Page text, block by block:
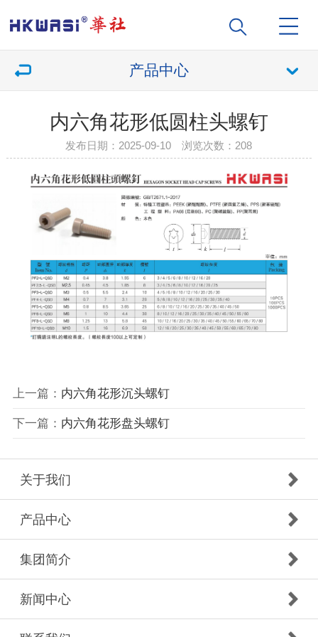
产品中心
内六角花形低圆柱头螺钉
发布日期：2025-09-10 浏览次数： 208
上一篇： 内六角花形沉头螺钉
下一篇： 内六角花形盘头螺钉
关于我们
产品中心
集团简介
新闻中心